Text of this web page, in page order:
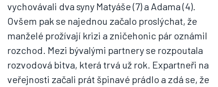
vychovávali dva syny Matyáše (7) a Adama (4).
Ovšem pak se najednou začalo proslýchat, že
manželé prožívají krizi a zničehonic pár oznámil
rozchod. Mezi bývalými partnery se rozpoutala
rozvodová bitva, která trvá už rok. Expartneři na
veřejnosti začali prát špinavé prádlo a zdá se, že